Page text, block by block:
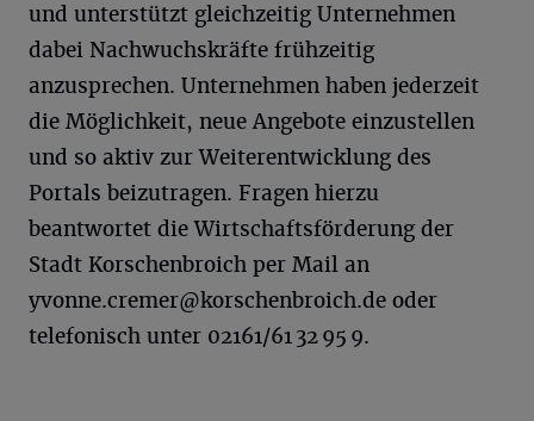
und unterstützt gleichzeitig Unternehmen
dabei Nachwuchskräfte frühzeitig
anzusprechen. Unternehmen haben jederzeit
die Möglichkeit, neue Angebote einzustellen
und so aktiv zur Weiterentwicklung des
Portals beizutragen. Fragen hierzu
beantwortet die Wirtschaftsförderung der
Stadt Korschenbroich per Mail an
yvonne.cremer@korschenbroich.de oder
telefonisch unter 02161/61 32 95 9.